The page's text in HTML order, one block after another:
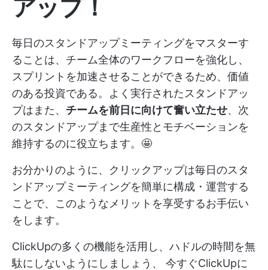
アップ！
毎日のスタンドアップミーティングをマスターす
ることは、チーム全体のワークフローを強化し、
スプリントを加速させることができるため、価値
のある投資である。よく実行されたスタンドアッ
プはまた、 チームを前日に向けて奮い立たせ、次
のスタンドアップまで生産性とモチベーションを
維持するのに役立ちます。🤩
お分かりのように、クリックアップは毎日のスタ
ンドアップミーティングを簡単に構成・運営する
ことで、このようなメリットを享受するお手伝い
をします。
ClickUpの多くの機能を活用し、ハドルの時間を無
駄にしないようにしましょう、 今すぐClickUpに